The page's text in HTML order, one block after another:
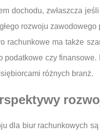
dochodu, zwłaszcza
rozwoju
rachunkowe ma także
podatkowe czy
różnych branż.
dla biur rachunkowych